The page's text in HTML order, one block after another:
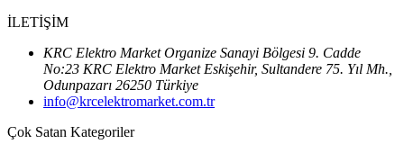
İLETİŞİM
KRC Elektro Market Organize Sanayi Bölgesi 9. Cadde
No:23 KRC Elektro Market Eskişehir, Sultandere 75. Yıl Mh.,
Odunpazarı 26250 Türkiye
info@krcelektromarket.com.tr
Çok Satan Kategoriler